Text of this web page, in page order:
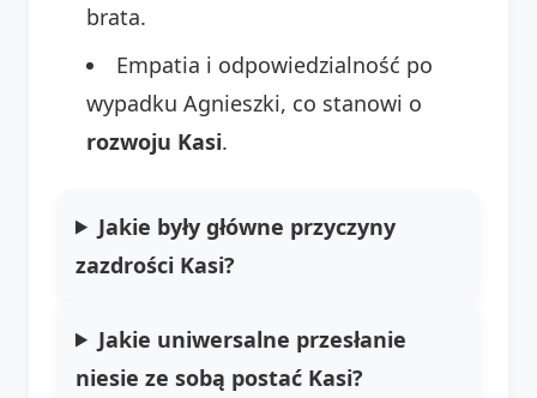
brata.
Empatia i odpowiedzialność po
wypadku Agnieszki, co stanowi o
rozwoju Kasi.
Jakie były główne przyczyny
zazdrości Kasi?
Jakie uniwersalne przesłanie
niesie ze sobą postać Kasi?